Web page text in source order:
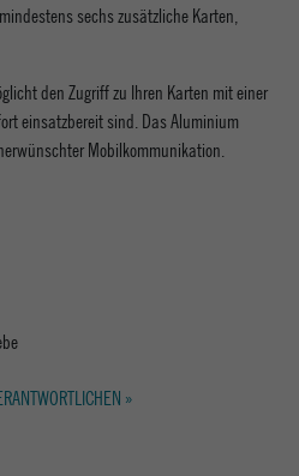
sechs zusätzliche Karten,
den Zugriff zu Ihren Karten mit einer
einsatzbereit sind. Das Aluminium
Mobilkommunikation.
»